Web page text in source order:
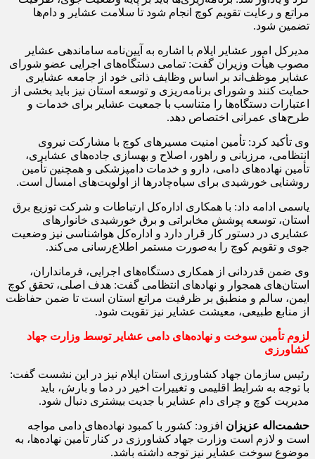
مراتع و رعایت تقویم کوچ انجام شود تا سلامت عشایر و دام‌ها
تضمین شود.
مدیرکل امور عشایر ایلام با اشاره به آیین‌نامه ساماندهی عشایر
مصوب هیأت وزیران گفت: تمامی دستگاه‌های اجرایی عضو شورای
عشایر موظف‌اند بر اساس وظایف ذاتی خود از جامعه عشایری
حمایت کنند و شورای برنامه‌ریزی و توسعه استان نیز باید بخشی از
اعتبارات دستگاه‌ها را متناسب با جمعیت عشایر برای خدمات و
طرح‌های عمرانی اختصاص دهد.
وی تأکید کرد: تأمین امنیت مسیرهای کوچ با مشارکت نیروی
انتظامی، مرزبانی و راهور، اصلاح و بهسازی جاده‌های عشایری،
تأمین نهاده‌های دامی، دارو و خدمات دامپزشکی و همچنین تأمین
روشنایی خورشیدی برای سیاه‌چادرها از اولویت‌های امسال است.
یاسمی ادامه داد: با همکاری اداره‌کل ارتباطات و شرکت توزیع برق
استان، توسعه پوشش مخابراتی و برق خورشیدی خانوارهای
عشایری در دستور کار قرار دارد و اداره‌کل هواشناسی نیز وضعیت
جوی و تقویم کوچ را به‌صورت مستمر اطلاع‌رسانی می‌کند.
وی ضمن قدردانی از همکاری دستگاه‌های اجرایی، فرمانداران،
استان‌های همجوار و نهادهای انتظامی گفت: هدف اصلی، تحقق کوچ
ایمن، سالم و منطبق بر ظرفیت مراتع استان است تا ضمن حفاظت
از منابع طبیعی، معیشت عشایر نیز تقویت شود.
لزوم تأمین سوخت و نهاده‌های دامی عشایر توسط وزارت جهاد
کشاورزی
رئیس سازمان جهاد کشاورزی استان ایلام نیز در این نشست گفت:
با توجه به شرایط اقلیمی و تغییرات اخیر در دما و بارش، باید
مدیریت کوچ و چرای دام عشایر با جدیت بیشتری دنبال شود.
حشمت‌اله عزیزان افزود: کشور با کمبود نهاده‌های دامی مواجه
است و لازم است وزارت جهاد کشاورزی در کنار تأمین نهاده‌ها، به
موضوع سوخت عشایر نیز توجه داشته باشد.